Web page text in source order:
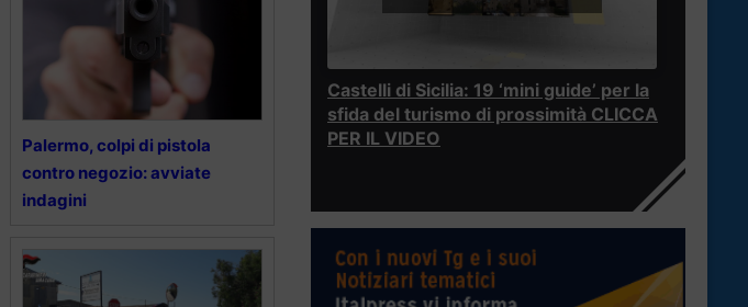
Palermo, colpi di pistola
contro negozio: avviate
indagini
Castelli di Sicilia: 19 ‘mini guide’ per la
sfida del turismo di prossimità CLICCA
PER IL VIDEO